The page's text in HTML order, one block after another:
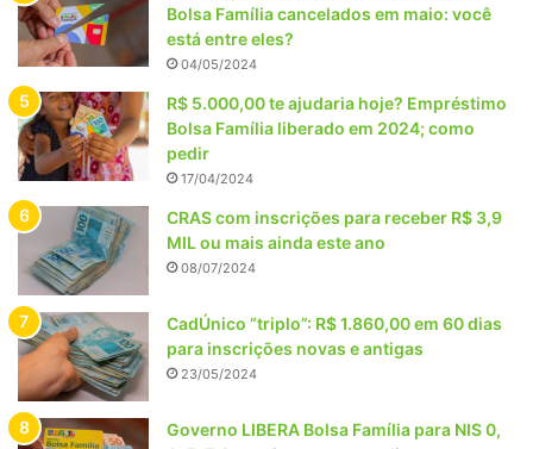
Bolsa Família cancelados em maio: você
está entre eles?
04/05/2024
R$ 5.000,00 te ajudaria hoje? Empréstimo
Bolsa Família liberado em 2024; como
pedir
17/04/2024
CRAS com inscrições para receber R$ 3,9
MIL ou mais ainda este ano
08/07/2024
CadÚnico “triplo”: R$ 1.860,00 em 60 dias
para inscrições novas e antigas
23/05/2024
Governo LIBERA Bolsa Família para NIS 0,